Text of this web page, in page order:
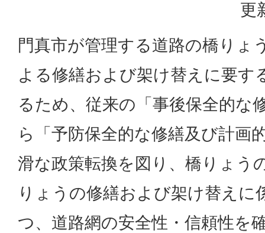
更
門真市が管理する道路の橋りょ
よる修繕および架け替えに要す
るため、従来の「事後保全的な
ら「予防保全的な修繕及び計画
滑な政策転換を図り、橋りょう
りょうの修繕および架け替えに
つ、道路網の安全性・信頼性を